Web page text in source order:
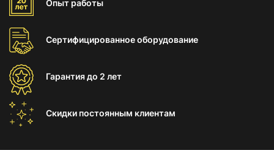
Опыт работы
Сертифицированноеоборудование
Гарантиядо 2 лет
Скидки постоянным клиентам